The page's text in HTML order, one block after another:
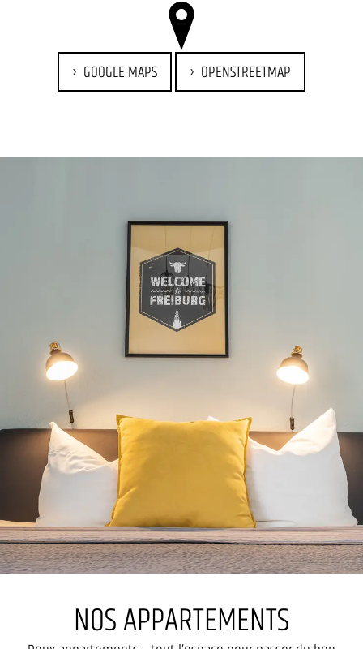
GOOGLE MAPS OPENSTREETMAP
NOS APPARTEMENTS